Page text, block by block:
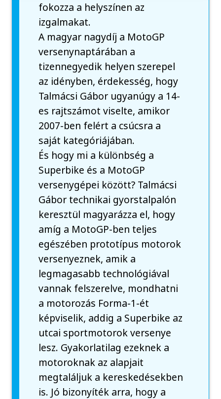
fokozza a helyszínen az
izgalmakat.
A magyar nagydíj a MotoGP
versenynaptárában a
tizennegyedik helyen szerepel
az idényben, érdekesség, hogy
Talmácsi Gábor ugyanúgy a 14-
es rajtszámot viselte, amikor
2007-ben felért a csúcsra a
saját kategóriájában.
És hogy mi a különbség a
Superbike és a MotoGP
versenygépei között? Talmácsi
Gábor technikai gyorstalpalón
keresztül magyarázza el, hogy
amíg a MotoGP-ben teljes
egészében prototípus motorok
versenyeznek, amik a
legmagasabb technológiával
vannak felszerelve, mondhatni
a motorozás Forma-1-ét
képviselik, addig a Superbike az
utcai sportmotorok versenye
lesz. Gyakorlatilag ezeknek a
motoroknak az alapjait
megtaláljuk a kereskedésekben
is. Jó bizonyíték arra, hogy a